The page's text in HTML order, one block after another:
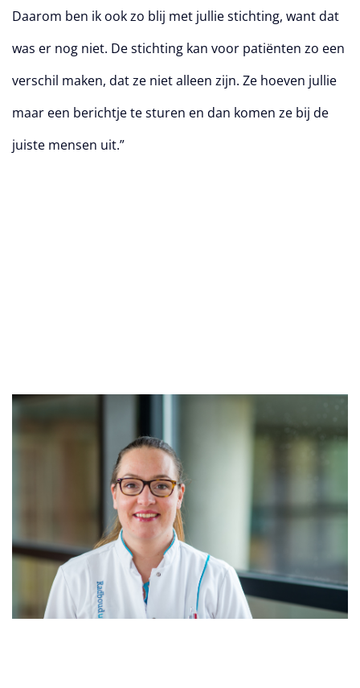
Daarom ben ik ook zo blij met jullie stichting, want dat
was er nog niet. De stichting kan voor patiënten zo een
verschil maken, dat ze niet alleen zijn. Ze hoeven jullie
maar een berichtje te sturen en dan komen ze bij de
juiste mensen uit.”